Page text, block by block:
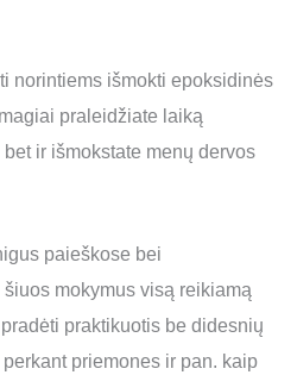
norintiems išmokti epoksidinės
praleidžiate laiką
ir išmokstate menų dervos
paieškose bei
mokymus visą reikiamą
praktikuotis be didesnių
priemones ir pan. kaip